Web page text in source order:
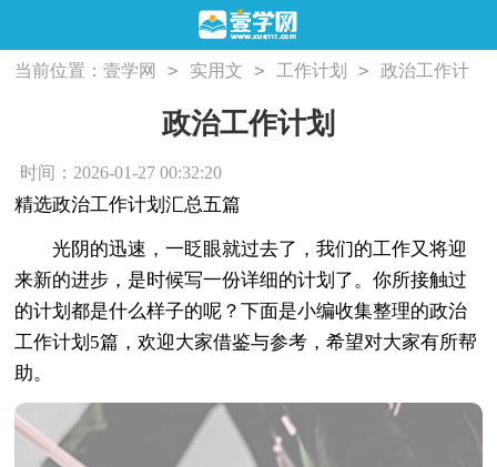
当前位置：壹学网 > 实用文 > 工作计划 >
政治工作计
政治工作计划
时间：2026-01-27 00:32:20
精选政治工作计划汇总五篇
光阴的迅速，一眨眼就过去了，我们的工作又将迎
来新的进步，是时候写一份详细的计划了。你所接触过
的计划都是什么样子的呢？下面是小编收集整理的政治
工作计划5篇，欢迎大家借鉴与参考，希望对大家有所帮
助。